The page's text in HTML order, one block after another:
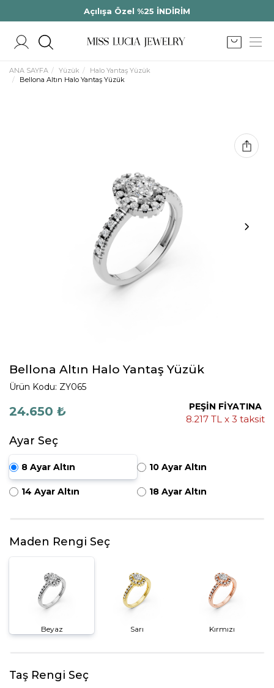
Açılışa Özel %25 İNDİRİM
ANA SAYFA Yüzük
Halo Yantaş Yüzük
Bellona Altın Halo Yantaş Yüzük
Bellona Altın Halo Yantaş Yüzük
Ürün Kodu: ZY065
24.650 ₺ PEŞİN FİYATINA
8.217 TL x 3 taksit
Ayar Seç
8 Ayar Altın 10 Ayar Altın
14 Ayar Altın 18 Ayar Altın
Maden Rengi Seç
Beyaz Sarı Kırmızı
Taş Rengi Seç